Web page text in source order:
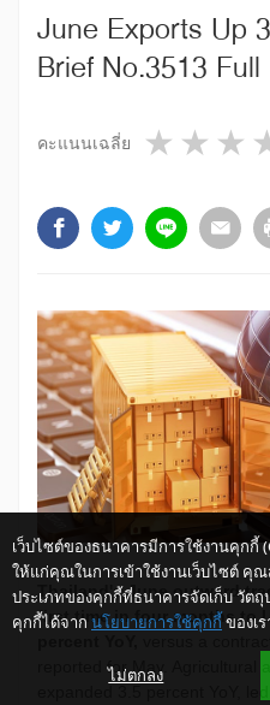
June Exports Up
Brief No.3513 Full
คะแนนเฉลี่ย 2
1
Thailand's June outward
first time in four months to
reported for May. Agricultural
เว็บไซต์ของธนาคารมีการใช้งานคุกกี้
ให้แก่คุณในการเข้าใช้งานเว็บไซต์ คุ
ประเภทของคุกกี้ที่ธนาคารจัดเก็บ วัต
คุกกี้ได้จาก นโยบายการใช้คุกกี้ ของเร
ไม่ตกลง